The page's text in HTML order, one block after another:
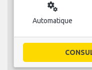
miscellaneous_services
Automatique